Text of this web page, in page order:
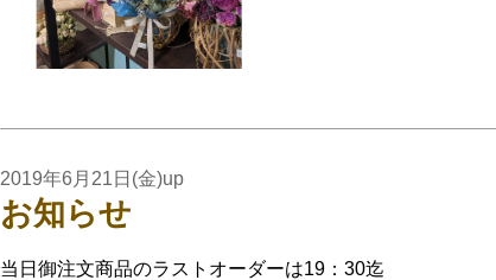
2019年6月21日(金)up
お知らせ
当日御注文商品のラストオーダーは19：30迄